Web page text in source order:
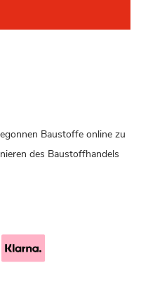
Baustoffe online zu
des Baustoffhandels